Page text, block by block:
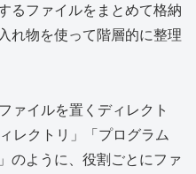
るファイルをまとめて格納
れ物を使って階層的に整理
ァイルを置くディレクト
レクトリ」「プログラム
のように、役割ごとにファ